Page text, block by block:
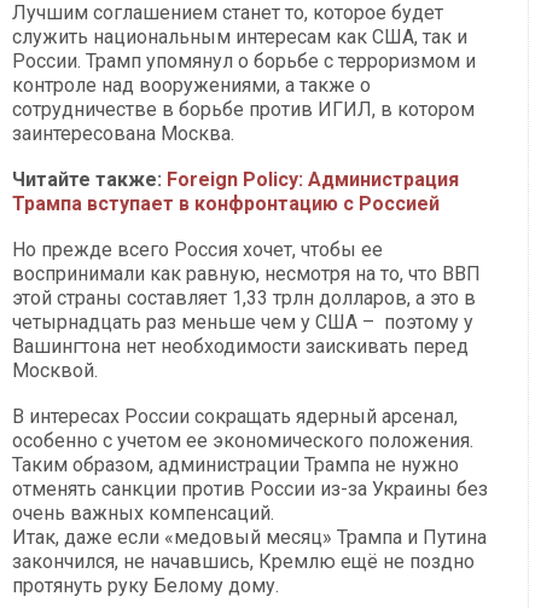
Лучшим соглашением станет то, которое будет
служить национальным интересам как США, так и
России. Трамп упомянул о борьбе с терроризмом и
контроле над вооружениями, а также о
сотрудничестве в борьбе против ИГИЛ, в котором
заинтересована Москва.
Читайте также: Foreign Рolicy: Администрация
Трампа вступает в конфронтацию с Россией
Но прежде всего Россия хочет, чтобы ее
воспринимали как равную, несмотря на то, что ВВП
этой страны составляет 1,33 трлн долларов, а это в
четырнадцать раз меньше чем у США – поэтому у
Вашингтона нет необходимости заискивать перед
Москвой.
В интересах России сокращать ядерный арсенал,
особенно с учетом ее экономического положения.
Таким образом, администрации Трампа не нужно
отменять санкции против России из-за Украины без
очень важных компенсаций.
Итак, даже если «медовый месяц» Трампа и Путина
закончился, не начавшись, Кремлю ещё не поздно
протянуть руку Белому дому.